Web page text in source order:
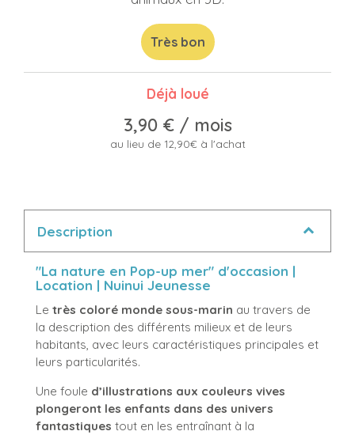
Très bon
Déjà loué
3,90 €/ mois
au lieu de 12,90€ à l'achat
Description
"La nature en Pop-up mer" d'occasion |
Location | Nuinui Jeunesse
Le très coloré monde sous-marin au travers de
la description des différents milieux et de leurs
habitants, avec leurs caractéristiques principales et
leurs particularités.
Une foule d’illustrations aux couleurs vives
plongeront les enfants dans des univers
fantastiques tout en les entraînant à la